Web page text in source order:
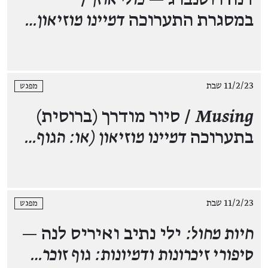
במסגרת התערוכהדמיינו מוזיאון…
11/2/23 שבת מפגש
Musing / סיור מודרך (ברוסית)
בתערוכהדמיינו מוזיאון (או: הגוף…
11/2/23 שבת מפגש
חיות מחול: ילי נתיב ואיריס לנה —
סיפורי זיכרונות ודמיונות: גוף זוכר…